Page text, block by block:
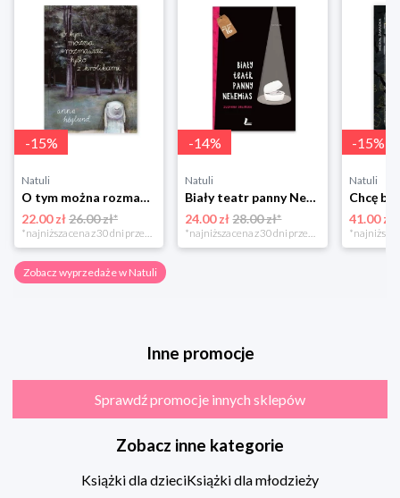
-15%
Natuli
O tym można rozmawiać tylko z królikami Zakamarki
22.00 zł26.00 zł*
*najniższa cena z 30 dni przed obniżką
-14%
Natuli
Biały teatr panny Nehemias
24.00 zł 28.00 zł*
*najniższa cena z 30 dni przed obniżką
-15%
Natuli
41.00 zł
Zobacz wyprzedaże w Natuli
Inne promocje
Sprawdź promocje innych sklepów
Zobacz inne kategorie
Książki dla dzieciKsiążki dla młodzieży